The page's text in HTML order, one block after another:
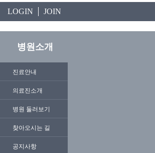
LOGIN JOIN
병원소개
진료안내
의료진소개
병원 둘러보기
찾아오시는 길
공지사항